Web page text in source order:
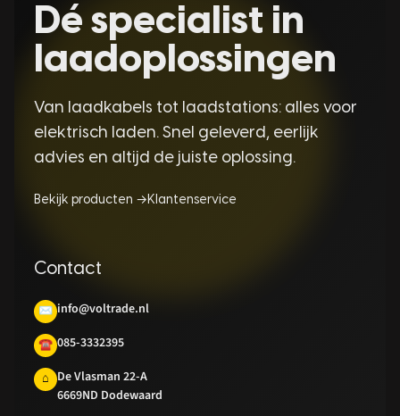
Dé specialist in
laadoplossingen
Van laadkabels tot laadstations: alles voor
elektrisch laden. Snel geleverd, eerlijk
advies en altijd de juiste oplossing.
Bekijk producten → Klantenservice
Contact
✉ info@voltrade.nl
☎ 085-3332395
⌂
De Vlasman 22-A
6669ND Dodewaard